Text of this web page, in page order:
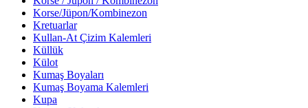
Korse/Jüpon/Kombinezon
Kretuarlar
Kullan-At Çizim Kalemleri
Küllük
Külot
Kumaş Boyaları
Kumaş Boyama Kalemleri
Kupa